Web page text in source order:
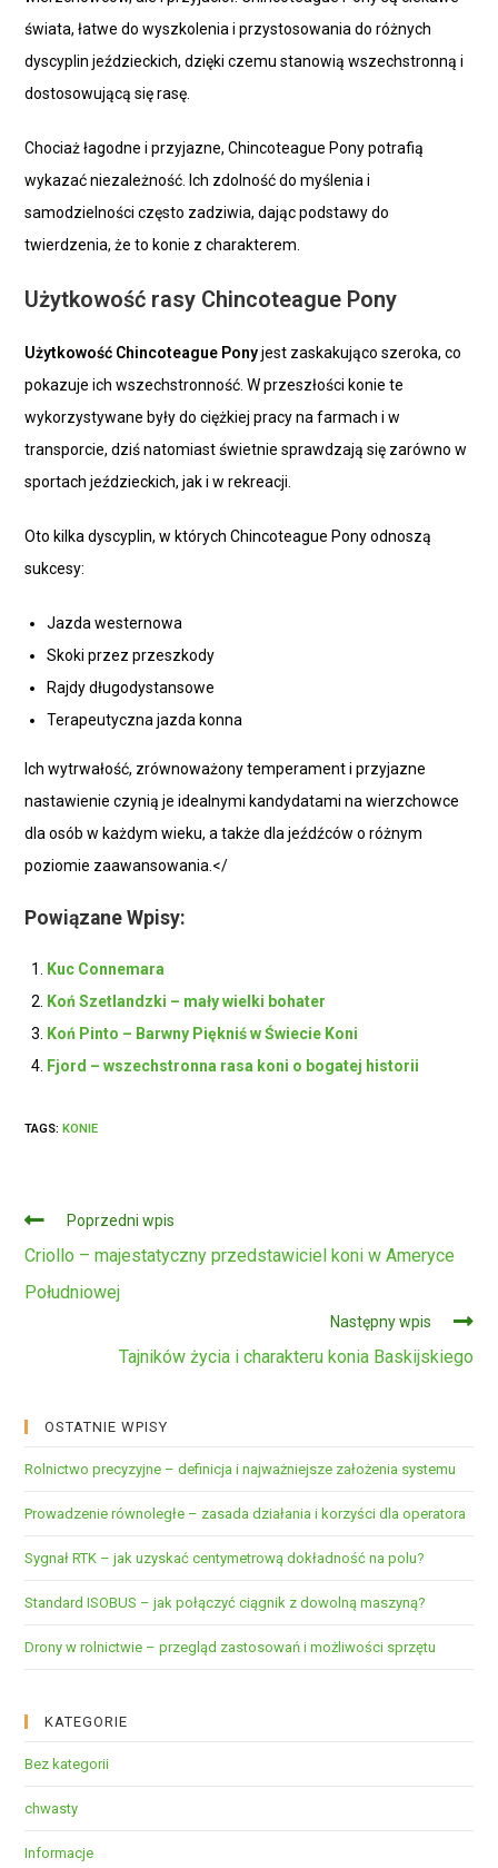
świata, łatwe do wyszkolenia i przystosowania do różnych
dyscyplin jeździeckich, dzięki czemu stanowią wszechstronną i
dostosowującą się rasę.
Chociaż łagodne i przyjazne, Chincoteague Pony potrafią
wykazać niezależność. Ich zdolność do myślenia i
samodzielności często zadziwia, dając podstawy do
twierdzenia, że to konie z charakterem.
Użytkowość rasy Chincoteague Pony
Użytkowość Chincoteague Ponyjest zaskakująco szeroka, co
pokazuje ich wszechstronność. W przeszłości konie te
wykorzystywane były do ciężkiej pracy na farmach i w
transporcie, dziś natomiast świetnie sprawdzają się zarówno w
sportach jeździeckich, jak i w rekreacji.
Oto kilka dyscyplin, w których Chincoteague Pony odnoszą
sukcesy:
Jazda westernowa
Skoki przez przeszkody
Rajdy długodystansowe
Terapeutyczna jazda konna
Ich wytrwałość, zrównoważony temperament i przyjazne
nastawienie czynią je idealnymi kandydatami na wierzchowce
dla osób w każdym wieku, a także dla jeźdźców o różnym
poziomie zaawansowania.</
Powiązane Wpisy:
Kuc Connemara
Koń Szetlandzki – mały wielki bohater
Koń Pinto – Barwny Piękniś w Świecie Koni
Fjord – wszechstronna rasa koni o bogatej historii
TAGS: KONIE
Czytaj
dalej
Poprzedni wpis
Criollo – majestatyczny przedstawiciel koni w Ameryce
Południowej
Następny wpis
Tajników życia i charakteru konia Baskijskiego
OSTATNIE WPISY
Rolnictwo precyzyjne – definicja i najważniejsze założenia systemu
Prowadzenie równoległe – zasada działania i korzyści dla operatora
Sygnał RTK – jak uzyskać centymetrową dokładność na polu?
Standard ISOBUS – jak połączyć ciągnik z dowolną maszyną?
Drony w rolnictwie – przegląd zastosowań i możliwości sprzętu
KATEGORIE
Bez kategorii
chwasty
Informacje